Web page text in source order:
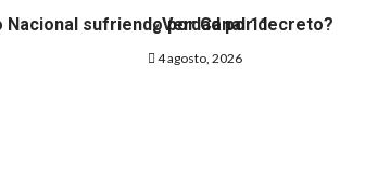
sufriendo por Canal 11
¿Verdad por decreto?
4 agosto, 2026